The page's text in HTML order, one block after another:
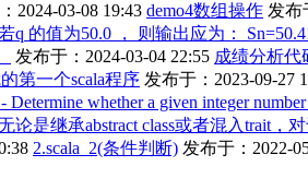
2024-03-08 19:43 demo4数组操作 发布
值为50.0 ， 则输出应为：
发布于：2024-03-04 22:55 成绩分析代
第一个scala程序 发布于：2023-09-27
Determine whether a given integer
论是继承abstract class或者混入trait，
2.scala_2(条件判断) 发布于：2022-